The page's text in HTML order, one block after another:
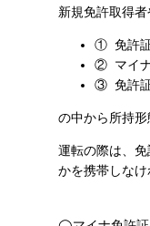
新規免許取得者
① 免許
② マイ
③ 免許証
の中から所持形
運転の際は、
かを携帯しなけ